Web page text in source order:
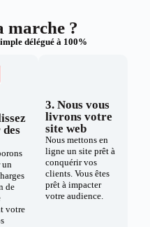
marche ?
délégué à 100%
un
de
votre
3. Nous vous
livrons votre
site web
Nous mettons en
ligne un site prêt à
conquérir vos
clients. Vous êtes
prêt à impacter
votre audience.